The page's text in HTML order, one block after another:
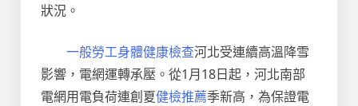
狀況。
一般勞工身體健康檢查河北受連續高溫降雪
影響，電網運轉承壓。從1月18日起，河北南部
電網用電負荷連創夏健檢推薦季新高，為保證電